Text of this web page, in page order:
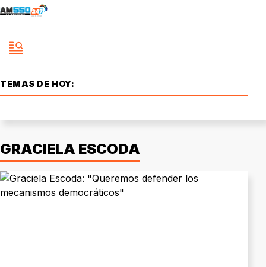
TEMAS DE HOY:
GRACIELA ESCODA